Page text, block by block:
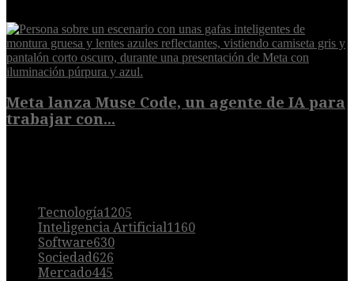
Meta lanza Muse Code, un agente de IA para
trabajar con...
Tecnología1205
Inteligencia Artificial1160
Software630
Sociedad626
Mercado445